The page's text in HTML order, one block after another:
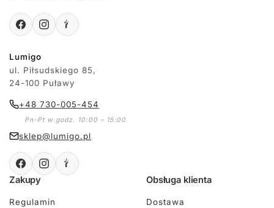
Lumigo
ul. Piłsudskiego 85,
24-100 Puławy
+48 730-005-454
Pn-Pt w godz. 10:00 – 15:00
sklep@lumigo.pl
Zakupy
Regulamin
Obsługa klienta
Dostawa